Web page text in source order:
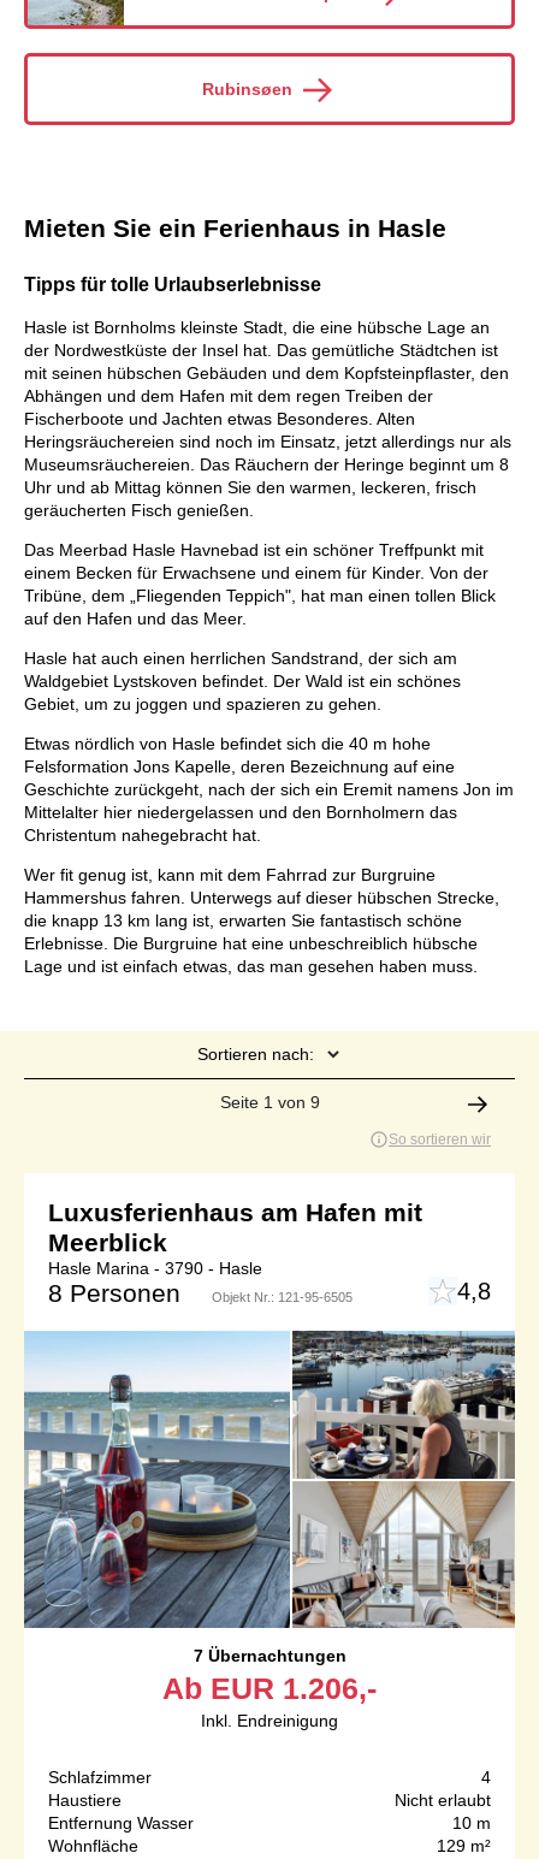
Rubinsøen
Mieten Sie ein Ferienhaus in Hasle
Tipps für tolle Urlaubserlebnisse
Hasle ist Bornholms kleinste Stadt, die eine hübsche Lage an
der Nordwestküste der Insel hat. Das gemütliche Städtchen ist
mit seinen hübschen Gebäuden und dem Kopfsteinpflaster, den
Abhängen und dem Hafen mit dem regen Treiben der
Fischerboote und Jachten etwas Besonderes. Alten
Heringsräuchereien sind noch im Einsatz, jetzt allerdings nur als
Museumsräuchereien. Das Räuchern der Heringe beginnt um 8
Uhr und ab Mittag können Sie den warmen, leckeren, frisch
geräucherten Fisch genießen.
Das Meerbad Hasle Havnebad ist ein schöner Treffpunkt mit
einem Becken für Erwachsene und einem für Kinder. Von der
Tribüne, dem „Fliegenden Teppich", hat man einen tollen Blick
auf den Hafen und das Meer.
Hasle hat auch einen herrlichen Sandstrand, der sich am
Waldgebiet Lystskoven befindet. Der Wald ist ein schönes
Gebiet, um zu joggen und spazieren zu gehen.
Etwas nördlich von Hasle befindet sich die 40 m hohe
Felsformation Jons Kapelle, deren Bezeichnung auf eine
Geschichte zurückgeht, nach der sich ein Eremit namens Jon im
Mittelalter hier niedergelassen und den Bornholmern das
Christentum nahegebracht hat.
Wer fit genug ist, kann mit dem Fahrrad zur Burgruine
Hammershus fahren. Unterwegs auf dieser hübschen Strecke,
die knapp 13 km lang ist, erwarten Sie fantastisch schöne
Erlebnisse. Die Burgruine hat eine unbeschreiblich hübsche
Lage und ist einfach etwas, das man gesehen haben muss.
Sortieren nach:
Seite 1 von 9
So sortieren wir
Luxusferienhaus am Hafen mit
Meerblick
Hasle Marina - 3790 - Hasle
8 Personen Objekt Nr.: 121-95-6505 4,8
7 Übernachtungen
Ab EUR 1.206,-
Inkl. Endreinigung
Schlafzimmer
4
Haustiere
Nicht erlaubt
Entfernung Wasser
10 m
Wohnfläche
129 m²